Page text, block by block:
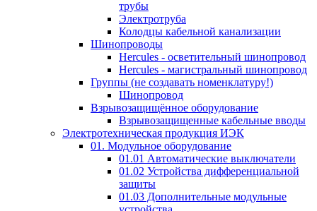
трубы
Электротруба
Колодцы кабельной канализации
Шинопроводы
Hercules - осветительный шинопровод
Hercules - магистральный шинопровод
Группы (не создавать номенклатуру!)
Шинопровод
Взрывозащищённое оборудование
Взрывозащищенные кабельные вводы
Электротехническая продукция ИЭК
01. Модульное оборудование
01.01 Автоматические выключатели
01.02 Устройства дифференциальной
защиты
01.03 Дополнительные модульные